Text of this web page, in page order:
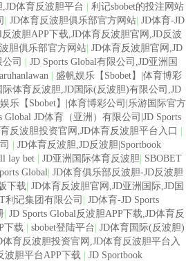
体育反波胆平台
利记sbobet的投注网站
JD体育反波胆俱乐部官方网站 JD体育-JD
反波胆APP下载,JD体育反波胆官网,JD反波
胆俱乐部官方网站 JD体育反波胆官网,JD
司
JD Sports Global有限公司,JD亚洲国
盛帆娱乐【Sbobet】|体育博彩
际体育反波胆,JD国际(反波胆)有限公司,JD
乐【Sbobet】|体育博彩公司|乐游国际官方
Global JD体育（亚洲）有限公司|JD Sports
反波胆投资官网,JD体育反波胆平台入口
JD体育反波胆,JD反波胆|Sportbook
lay bet
JD亚洲国际体育反波胆 SBOBET
Global JD体育俱乐部反波胆-JD反波胆
下载 JD体育反波胆官网,JD亚洲国际,JD国
利记集团有限公司
JD体育-JD Sports
JD Sports Global反波胆APP下载,JD体育反
下载
sbobet登陆平台 JD体育国际(反波胆)
体育反波胆投资官网,JD体育反波胆平台入
波胆平台APP下载 JD Sportbook